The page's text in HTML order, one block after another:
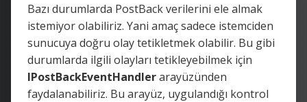
Bazı durumlarda PostBack verilerini ele almak
istemiyor olabiliriz. Yani amaç sadece istemciden
sunucuya doğru olay tetikletmek olabilir. Bu gibi
durumlarda ilgili olayları tetikleyebilmek için
IPostBackEventHandlerarayüzünden
faydalanabiliriz. Bu arayüz, uygulandığı kontrol